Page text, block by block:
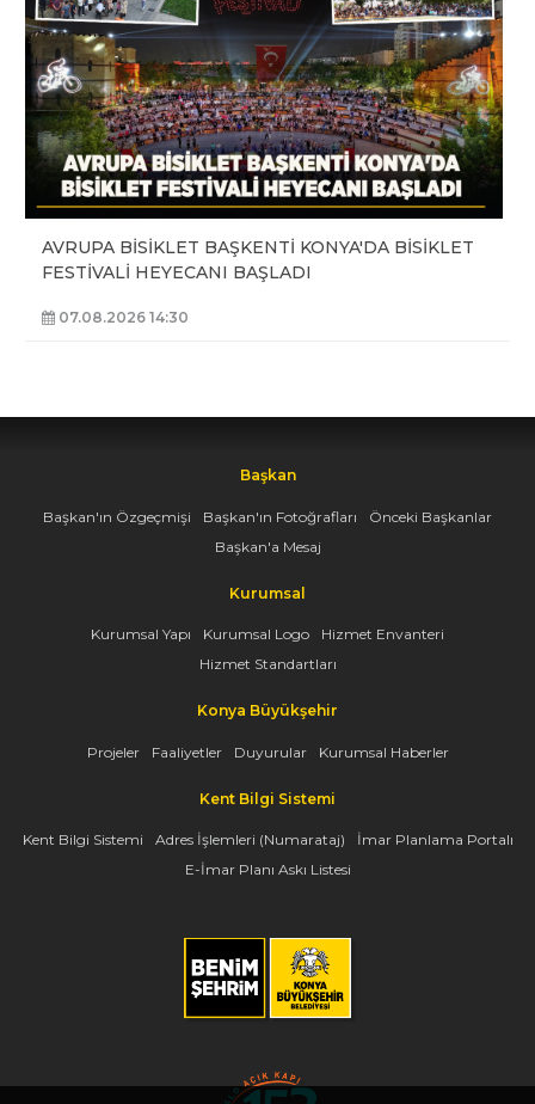
AVRUPA BİSİKLET BAŞKENTİ KONYA'DA BİSİKLET
FESTİVALİ HEYECANI BAŞLADI
07.08.2026 14:30
Başkan
Başkan'ın Özgeçmişi Başkan'ın Fotoğrafları
Önceki Başkanlar
Başkan'a Mesaj
Kurumsal
Kurumsal Yapı Kurumsal Logo
Hizmet Envanteri
Hizmet Standartları
Konya Büyükşehir
Projeler Faaliyetler Duyurular Kurumsal Haberler
Kent Bilgi Sistemi
Kent Bilgi Sistemi Adres İşlemleri (Numarataj)
İmar Planlama Portalı
E-İmar Planı Askı Listesi